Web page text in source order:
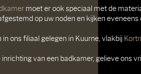
moet er ook speciaal met de
op uw noden en kijken
ons filiaal gelegen in Kuurne, vlakbij
van een badkamer, gelieve ons